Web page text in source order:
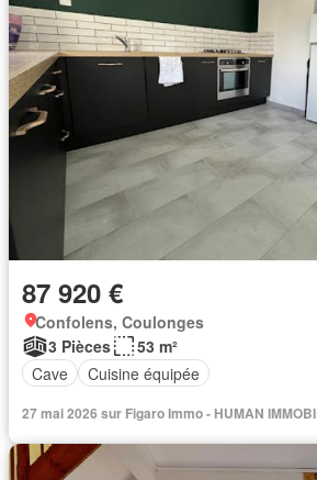
87 920 €
Confolens, Coulonges
3 Pièces
53 m²
Cave
Cuisine équipée
27 mai 2026 sur Figaro Immo - HUMAN